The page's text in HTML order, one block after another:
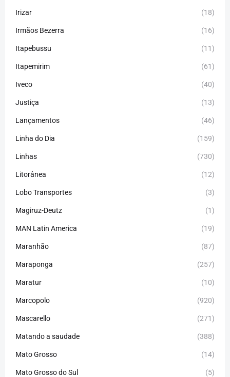
Irizar (18)
Irmãos Bezerra (16)
Itapebussu (11)
Itapemirim (61)
Iveco (40)
Justiça (13)
Lançamentos (46)
Linha do Dia (159)
Linhas (730)
Litorânea (12)
Lobo Transportes (3)
Magiruz-Deutz (1)
MAN Latin America (19)
Maranhão (87)
Maraponga (257)
Maratur (10)
Marcopolo (920)
Mascarello (271)
Matando a saudade (388)
Mato Grosso (14)
Mato Grosso do Sul (5)